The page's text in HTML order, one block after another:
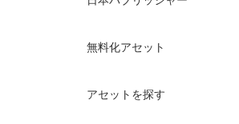
無料化アセット
アセットを探す